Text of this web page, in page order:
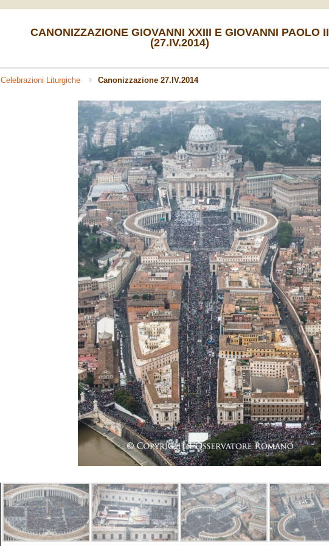
CANONIZZAZIONE GIOVANNI XXIII E GIOVANNI PAOLO II
(27.IV.2014)
Celebrazioni Liturgiche Canonizzazione 27.IV.2014